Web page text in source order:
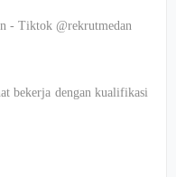
- Tiktok @rekrutmedan
bekerja dengan kualifikasi